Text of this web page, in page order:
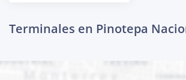
Terminales en Pinotepa